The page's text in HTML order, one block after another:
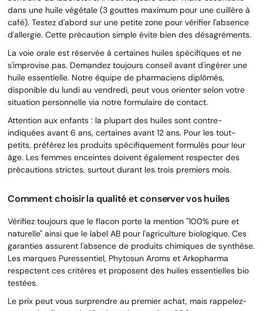
dans une huile végétale (3 gouttes maximum pour une cuillère à
café). Testez d'abord sur une petite zone pour vérifier l'absence
d'allergie. Cette précaution simple évite bien des désagréments.
La voie orale est réservée à certaines huiles spécifiques et ne
s'improvise pas. Demandez toujours conseil avant d'ingérer une
huile essentielle. Notre équipe de pharmaciens diplômés,
disponible du lundi au vendredi, peut vous orienter selon votre
situation personnelle via notre formulaire de contact.
Attention aux enfants : la plupart des huiles sont contre-
indiquées avant 6 ans, certaines avant 12 ans. Pour les tout-
petits, préférez les produits spécifiquement formulés pour leur
âge. Les femmes enceintes doivent également respecter des
précautions strictes, surtout durant les trois premiers mois.
Comment choisir la qualité et conserver vos huiles
Vérifiez toujours que le flacon porte la mention "100% pure et
naturelle" ainsi que le label AB pour l'agriculture biologique. Ces
garanties assurent l'absence de produits chimiques de synthèse.
Les marques Puressentiel, Phytosun Aroms et Arkopharma
respectent ces critères et proposent des huiles essentielles bio
testées.
Le prix peut vous surprendre au premier achat, mais rappelez-